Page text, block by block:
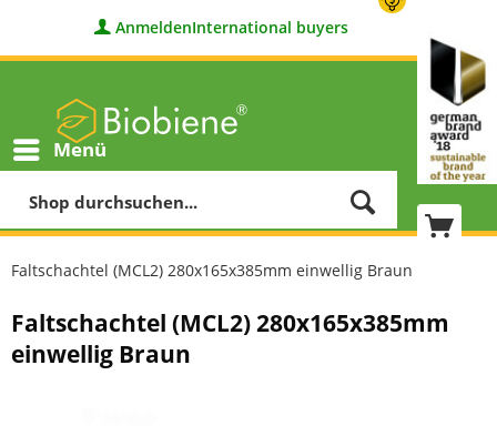
AnmeldenInternational buyers
Menü
Faltschachtel (MCL2) 280x165x385mm einwellig Braun
Faltschachtel (MCL2) 280x165x385mm
einwellig Braun